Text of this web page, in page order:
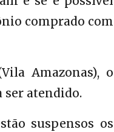
comprado com
Amazonas), o
ser atendido.
suspensos os